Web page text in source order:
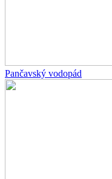
Pančavský vodopád